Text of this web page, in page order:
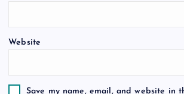
Website
Save my name, email, and website in